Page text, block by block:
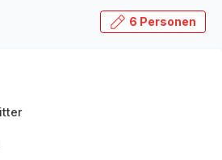
6 Personen